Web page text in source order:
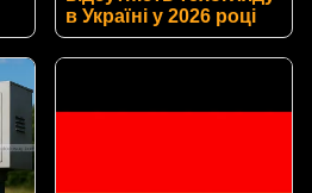
в Україні у 2026 році